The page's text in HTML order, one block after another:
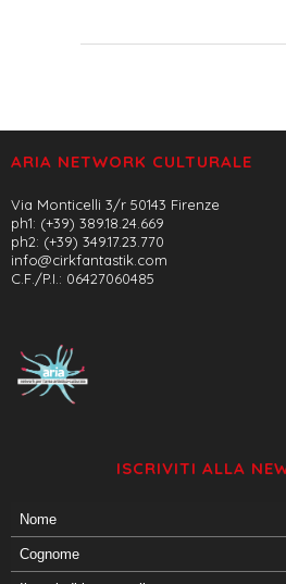
ARIA NETWORK CULTURALE
Via Monticelli 3/r 50143 Firenze
ph1: (+39) 389.18.24.669
ph2: (+39) 349.17.23.770
info@cirkfantastik.com
C.F./P.I.: 06427060485
ISCRIVITI ALLA